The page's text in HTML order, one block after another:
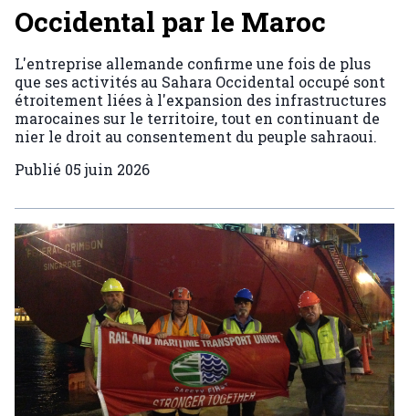
Occidental par le Maroc
L'entreprise allemande confirme une fois de plus
que ses activités au Sahara Occidental occupé sont
étroitement liées à l'expansion des infrastructures
marocaines sur le territoire, tout en continuant de
nier le droit au consentement du peuple sahraoui.
Publié 05 juin 2026